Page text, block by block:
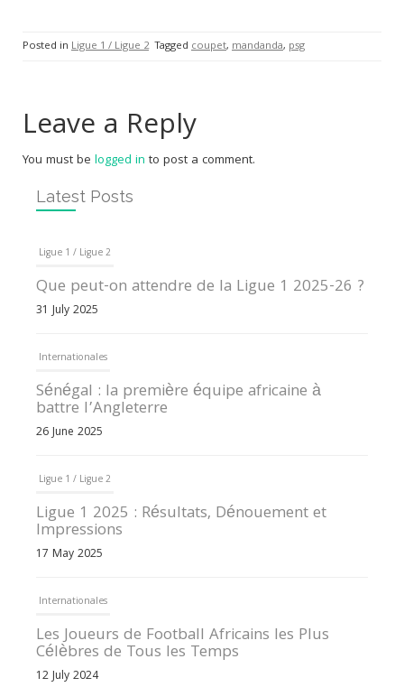
Posted in Ligue 1 / Ligue 2 Tagged coupet, mandanda, psg
Leave a Reply
You must be logged in to post a comment.
Latest Posts
Ligue 1 / Ligue 2
Que peut-on attendre de la Ligue 1 2025-26 ?
31 July 2025
Internationales
Sénégal : la première équipe africaine à
battre l’Angleterre
26 June 2025
Ligue 1 / Ligue 2
Ligue 1 2025 : Résultats, Dénouement et
Impressions
17 May 2025
Internationales
Les Joueurs de Football Africains les Plus
Célèbres de Tous les Temps
12 July 2024